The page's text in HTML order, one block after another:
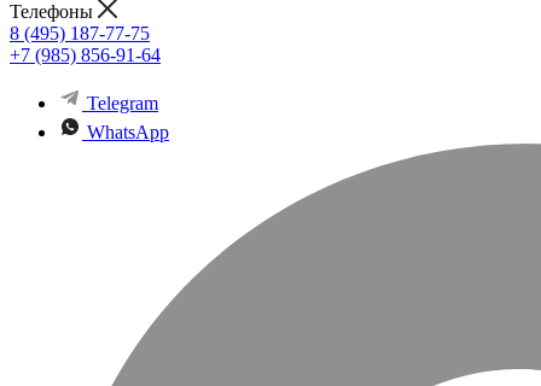
Телефоны
8 (495) 187-77-75
+7 (985) 856-91-64
Telegram
WhatsApp